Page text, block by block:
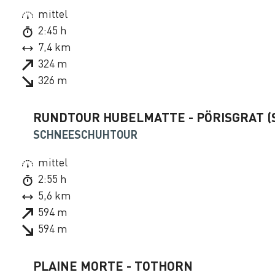
mittel
2:45 h
7,4 km
324 m
326 m
RUNDTOUR HUBELMATTE - PÖRISGRAT
SCHNEESCHUHTOUR
mittel
2:55 h
5,6 km
594 m
594 m
PLAINE MORTE - TOTHORN